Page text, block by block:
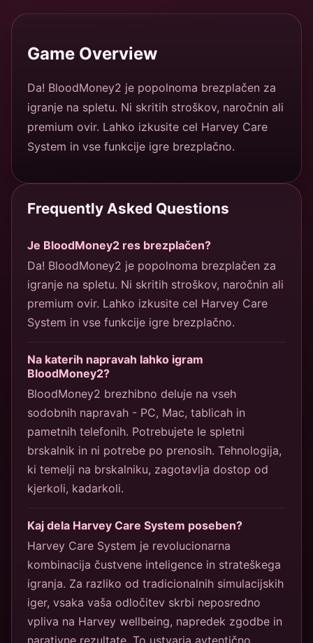
Game Overview
Da! BloodMoney2 je popolnoma brezplačen za
igranje na spletu. Ni skritih stroškov, naročnin ali
premium ovir. Lahko izkusite cel Harvey Care
System in vse funkcije igre brezplačno.
Frequently Asked Questions
Je BloodMoney2 res brezplačen?
Da! BloodMoney2 je popolnoma brezplačen za
igranje na spletu. Ni skritih stroškov, naročnin ali
premium ovir. Lahko izkusite cel Harvey Care
System in vse funkcije igre brezplačno.
Na katerih napravah lahko igram
BloodMoney2?
BloodMoney2 brezhibno deluje na vseh
sodobnih napravah - PC, Mac, tablicah in
pametnih telefonih. Potrebujete le spletni
brskalnik in ni potrebe po prenosih. Tehnologija,
ki temelji na brskalniku, zagotavlja dostop od
kjerkoli, kadarkoli.
Kaj dela Harvey Care System poseben?
Harvey Care System je revolucionarna
kombinacija čustvene inteligence in strateškega
igranja. Za razliko od tradicionalnih simulacijskih
iger, vsaka vaša odločitev skrbi neposredno
vpliva na Harvey wellbeing, napredek zgodbe in
narativne rezultate. To ustvarja avtentično